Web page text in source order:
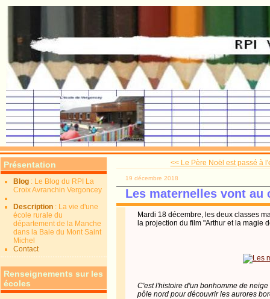
Présentation
Blog : Le Blog du RPI La
Croix Avranchin Vergoncey
Description : La vie d'une
école rurale du
département de la Manche
dans la Baie du Mont Saint
Michel
Contact
Renseignements sur les
écoles
<< Le Père Noël est passé à
19 décembre 2018
Les maternelles vont au
Mardi 18 décembre, les deux classes
la projection du film "Arthur et la magie
C'est l'histoire d'un bonhomme de
pôle nord pour découvrir les aurores